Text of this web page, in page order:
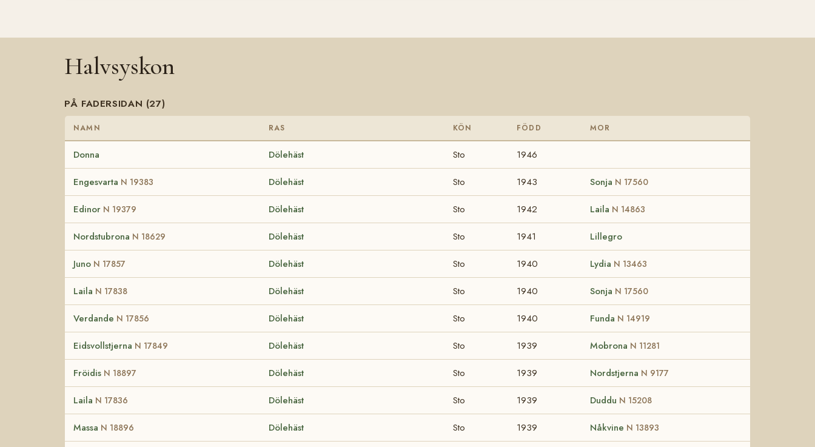
Halvsyskon
PÅ FADERSIDAN (27)
NAMN RAS KÖN FÖDD MOR
Donna Dölehäst Sto 1946
Engesvarta N 19383 Dölehäst Sto 1943 Sonja N 17560
Edinor N 19379 Dölehäst Sto 1942 Laila N 14863
Nordstubrona N 18629 Dölehäst Sto 1941 Lillegro
Juno N 17857 Dölehäst Sto 1940 Lydia N 13463
Laila N 17838 Dölehäst Sto 1940 Sonja N 17560
Verdande N 17856 Dölehäst Sto 1940 Funda N 14919
Eidsvollstjerna N 17849 Dölehäst Sto 1939 Mobrona N 11281
Fröidis N 18897 Dölehäst Sto 1939 Nordstjerna N 9177
Laila N 17836 Dölehäst Sto 1939 Duddu N 15208
Massa N 18896 Dölehäst Sto 1939 Nåkvine N 13893